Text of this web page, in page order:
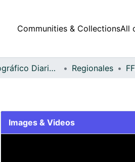
Communities & CollectionsAll
Fondo Fotográfico Diario Occidente Regionales
Images & Videos